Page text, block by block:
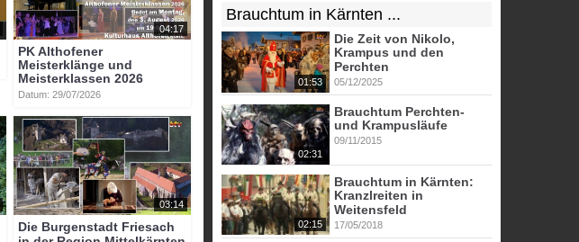
04:17
PK Althofener
Meisterklänge und
Meisterklassen 2026
Datum: 29/07/2026
03:14
Die Burgenstadt Friesach
Brauchtum in Kärnten ...
01:53
Die Zeit von Nikolo,
Krampus und den
Perchten
05/12/2025
02:31
Brauchtum Perchten-
und Krampusläufe
09/11/2015
02:15
Brauchtum in Kärnten:
Kranzlreiten in
Weitensfeld
17/05/2018